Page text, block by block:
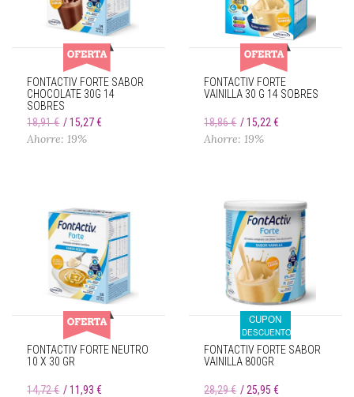
FONTACTIV FORTE SABOR
CHOCOLATE 30G 14
SOBRES
18,91 €
15,27 €
Ahorre: 19%
FONTACTIV FORTE
VAINILLA 30 G 14 SOBRES
18,86 € 15,22 €
Ahorre: 19%
FONTACTIV FORTE NEUTRO
10 X 30 GR
14,72 € 11,93 €
CUPON
DESCUENTO
FONTACTIV FORTE SABOR
VAINILLA 800GR
28,29 € 25,95 €